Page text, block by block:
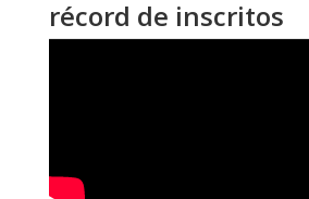
récord de inscritos